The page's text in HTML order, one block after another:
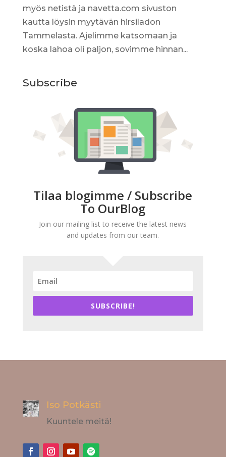
myös netistä ja navetta.com sivuston
kautta löysin myytävän hirsiladon
Tammelasta. Ajelimme katsomaan ja
koska lahoa oli paljon, sovimme hinnan...
Subscribe
Tilaa blogimme / Subscribe
To OurBlog
Join our mailing list to receive the latest news
and updates from our team.
SUBSCRIBE!
Iso Potkästi
Kuuntele meitä!